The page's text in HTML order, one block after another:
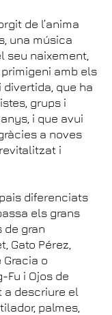
de l’anima
una música
seu naixement,
amb els
que ha
grups i
i que avui
a noves
i
diferenciats
els grans
de gran
Gato Pérez,
o
Fu i Ojos de
a descriure el
palmes,